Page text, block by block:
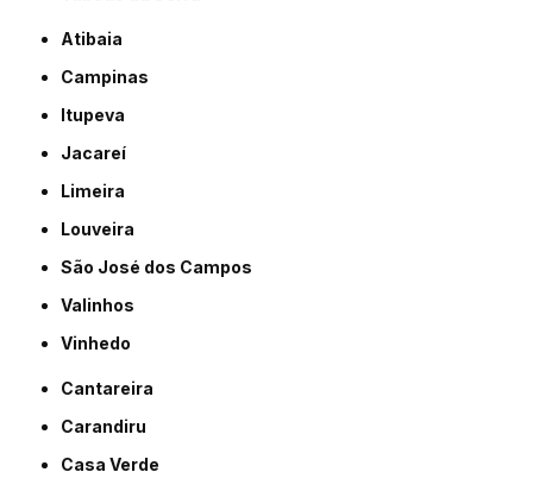
Atibaia
Campinas
Itupeva
Jacareí
Limeira
Louveira
São José dos Campos
Valinhos
Vinhedo
Cantareira
Carandiru
Casa Verde